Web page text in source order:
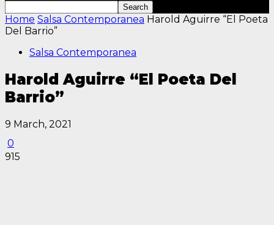
Home Salsa Contemporanea Harold Aguirre “El Poeta
Del Barrio”
Salsa Contemporanea
Harold Aguirre “El Poeta Del
Barrio”
9 March, 2021
0
915